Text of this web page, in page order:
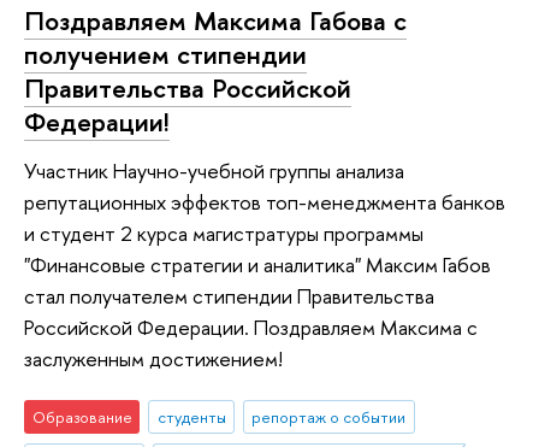
Поздравляем Максима Габова с
получением стипендии
Правительства Российской
Федерации!
Участник Научно-учебной группы анализа
репутационных эффектов топ-менеджмента банков
и студент 2 курса магистратуры программы
"Финансовые стратегии и аналитика" Максим Габов
стал получателем стипендии Правительства
Российской Федерации. Поздравляем Максима с
заслуженным достижением!
Образование студенты
репортаж о событии